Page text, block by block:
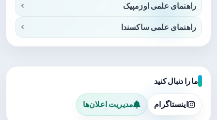
راهنمای علمی اوزمپیک
راهنمای علمی ساکسندا
ما را دنبال کنید
اینستاگرام مدیریت اعلان‌ها